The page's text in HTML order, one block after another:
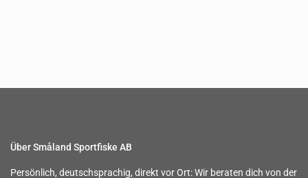
Über Småland Sportfiske AB
Persönlich, deutschsprachig, direkt vor Ort: Wir beraten dich von der